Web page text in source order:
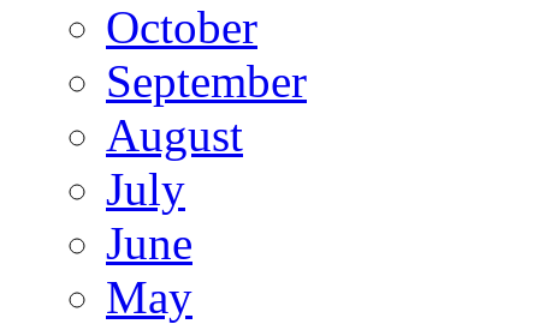
October
September
August
July
June
May